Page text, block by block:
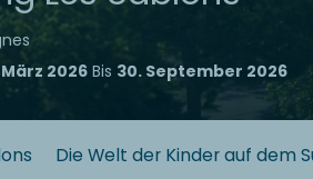
2026Bis 30. September 2026
Die Welt der Kinder auf dem